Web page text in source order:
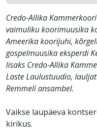
Credo-Allika
vaimuliku koorimuusika
Ameerika koorijuhi,
gospelmuusika eksperdi
lisaks Credo-Allika
Laste Laulustuudio,
Remmeli ansambel.
Vaikse laupäeva
kirikus.